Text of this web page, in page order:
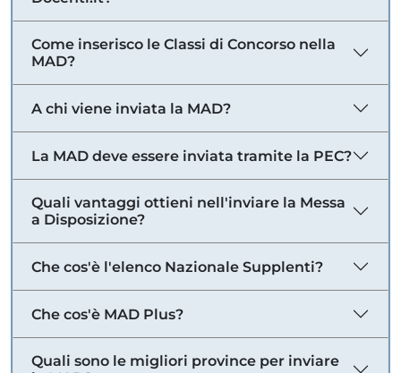
Come inserisco le Classi di Concorso nella
MAD?
A chi viene inviata la MAD?
La MAD deve essere inviata tramite la PEC?
Quali vantaggi ottieni nell'inviare la Messa
a Disposizione?
Che cos'è l'elenco Nazionale Supplenti?
Che cos'è MAD Plus?
Quali sono le migliori province per inviare